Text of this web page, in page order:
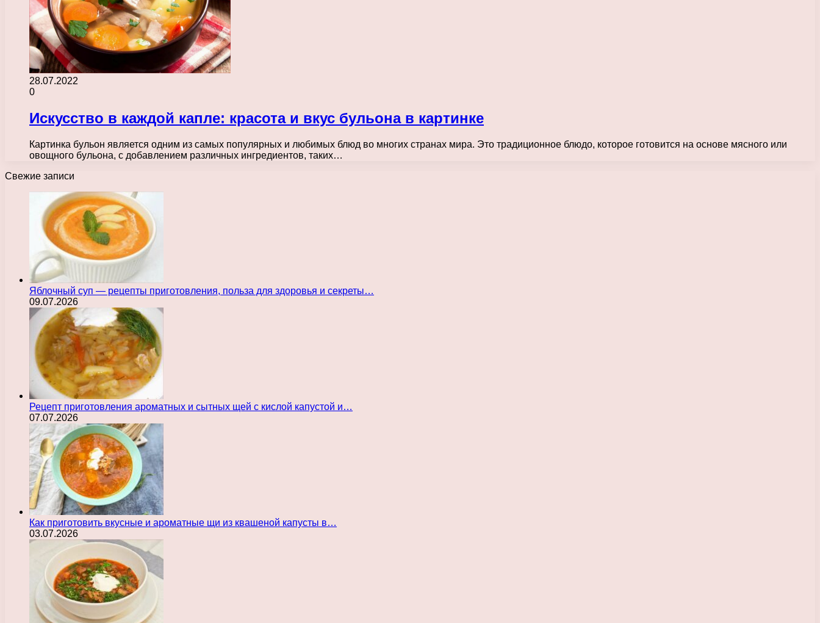
28.07.2022
0
Искусство в каждой капле: красота и вкус бульона в картинке
Картинка бульон является одним из самых популярных и любимых блюд во многих странах мира. Это традиционное блюдо, которое готовится на основе мясного или
овощного бульона, с добавлением различных ингредиентов, таких…
Свежие записи
Яблочный суп — рецепты приготовления, польза для здоровья и секреты…
09.07.2026
Рецепт приготовления ароматных и сытных щей с кислой капустой и…
07.07.2026
Как приготовить вкусные и ароматные щи из квашеной капусты в…
03.07.2026